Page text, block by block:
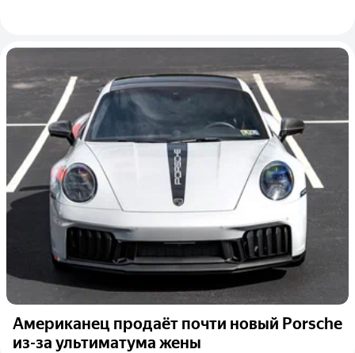
Американец продаёт почти новый Porsche
из-за ультиматума жены